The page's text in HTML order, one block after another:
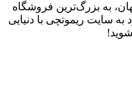
به بزرگ‌ترین فروشگاه
به سایت ریموتچی با دنیایی